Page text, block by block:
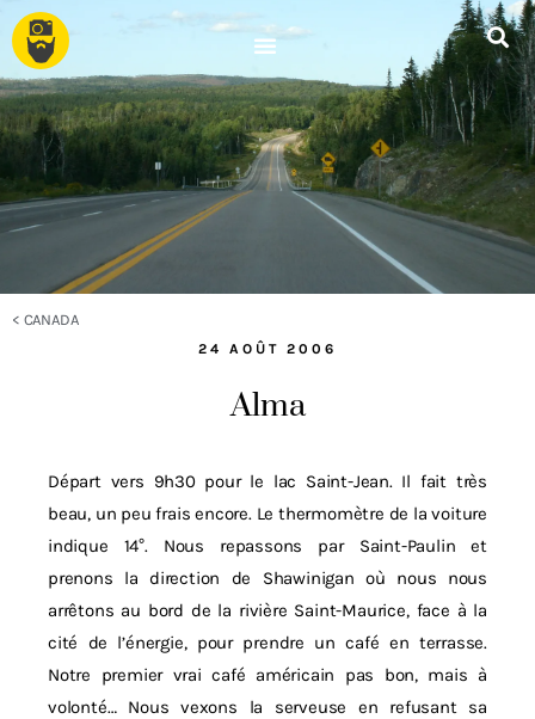
< CANADA
24 AOÛT 2006
Alma
Départ vers 9h30 pour le lac Saint-Jean. Il fait très
beau, un peu frais encore. Le thermomètre de la voiture
indique 14°. Nous repassons par Saint-Paulin et
prenons la direction de Shawinigan où nous nous
arrêtons au bord de la rivière Saint-Maurice, face à la
cité de l’énergie, pour prendre un café en terrasse.
Notre premier vrai café américain pas bon, mais à
volonté… Nous vexons la serveuse en refusant sa